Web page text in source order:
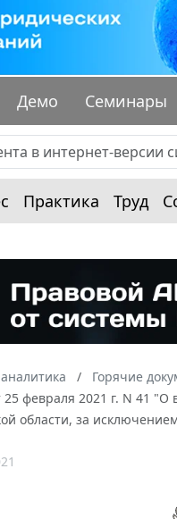
Демо Семинары
Практика Труд
Горячие
25 февраля 2021 г. N 41
области, за